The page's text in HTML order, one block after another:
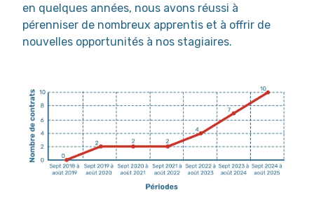
en quelques années, nous avons réussi à
pérenniser de nombreux apprentis et à offrir de
nouvelles opportunités à nos stagiaires.